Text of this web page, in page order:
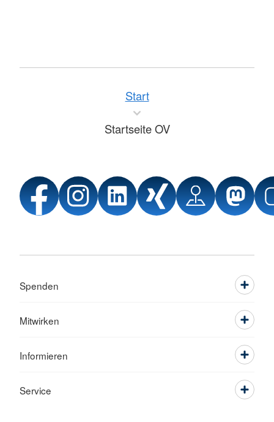
Start
Startseite OV
Spenden
Mitwirken
Informieren
Service